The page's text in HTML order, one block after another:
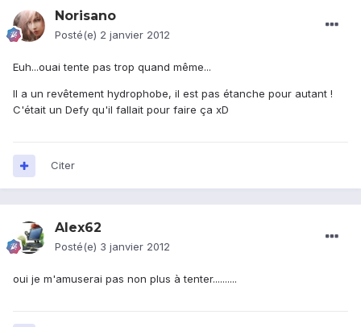
Norisano
Posté(e) 2 janvier 2012
Euh...ouai tente pas trop quand même...
Il a un revêtement hydrophobe, il est pas étanche pour autant !
C'était un Defy qu'il fallait pour faire ça xD
Citer
Alex62
Posté(e) 3 janvier 2012
oui je m'amuserai pas non plus à tenter..........